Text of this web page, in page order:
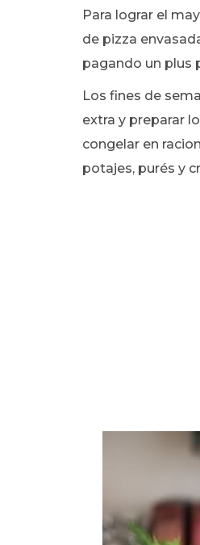
Para lograr el
de pizza
pagando un plus
Los fines de
extra y preparar
congelar en
potajes, purés y